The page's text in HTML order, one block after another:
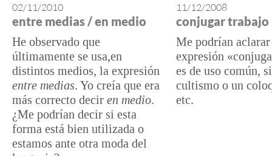
02/11/2010
entre medias / en medio
He observado que
últimamente se usa,en
distintos medios, la expresión
entre medias. Yo creía que era
más correcto decir en medio.
¿Me podrían decir si esta
forma está bien utilizada o
estamos ante otra moda del
11/12/2008
conjugar trabajo
Me podrían
expresión
es de uso común,
cultismo o un
etc.